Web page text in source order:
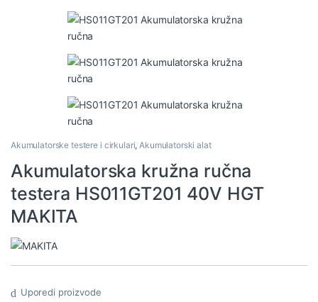
Akumulatorske testere i cirkulari,Akumulatorski alat
Akumulatorska kružna ručna
testera HS011GT201 40V HGT
MAKITA
Uporedi proizvode